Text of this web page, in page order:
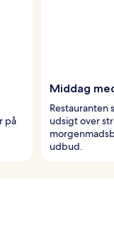
på
Middag
Restauranten
udsigt over
udbud.